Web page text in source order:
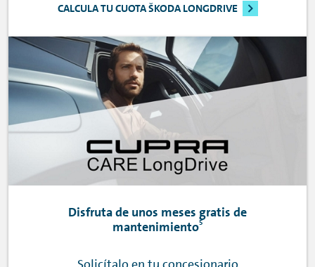
CALCULA TU CUOTA ŠKODA LONGDRIVE
Disfruta de unos meses gratis de
mantenimiento5